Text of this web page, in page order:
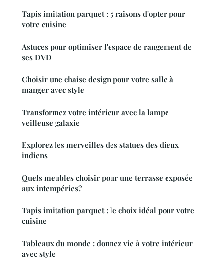
Tapis imitation parquet : 5 raisons d'opter pour
votre cuisine
Astuces pour optimiser l'espace de rangement de
ses DVD
Choisir une chaise design pour votre salle à
manger avec style
Transformez votre intérieur avec la lampe
veilleuse galaxie
Explorez les merveilles des statues des dieux
indiens
Quels meubles choisir pour une terrasse exposée
aux intempéries?
Tapis imitation parquet : le choix idéal pour votre
cuisine
Tableaux du monde : donnez vie à votre intérieur
avec style